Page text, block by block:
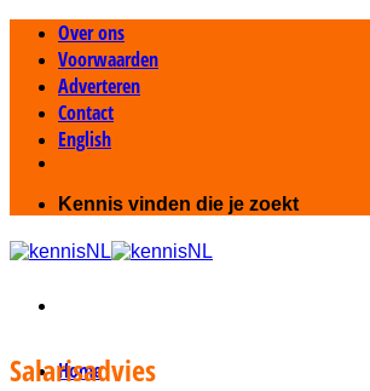
inhoud
Over ons
Voorwaarden
Adverteren
Contact
English
Kennis vinden die je zoekt
Home
Salarisadvies